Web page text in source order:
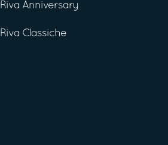
Riva Anniversary
Riva Classiche